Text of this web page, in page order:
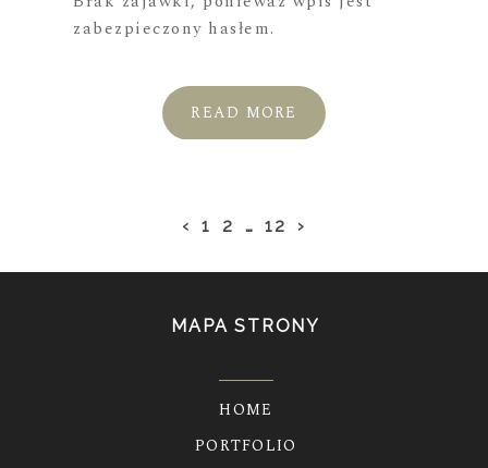
zabezpieczony hasłem.
READ MORE
‹ 1 2 … 12 ›
MAPA STRONY
HOME
PORTFOLIO